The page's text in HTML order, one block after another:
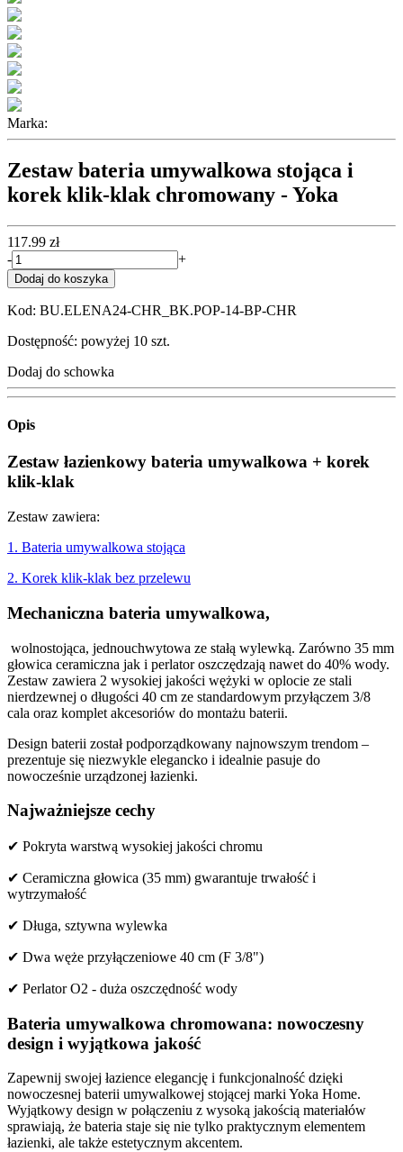
Marka:
Zestaw bateria umywalkowa stojąca i
korek klik-klak chromowany - Yoka
117.99 zł
-
+
Dodaj do koszyka
Kod: BU.ELENA24-CHR_BK.POP-14-BP-CHR
Dostępność: powyżej 10 szt.
Dodaj do schowka
Opis
Zestaw łazienkowy bateria umywalkowa + korek
klik-klak
Zestaw zawiera:
1. Bateria umywalkowa stojąca
2. Korek klik-klak bez przelewu
Mechaniczna bateria umywalkowa,
wolnostojąca, jednouchwytowa ze stałą wylewką. Zarówno 35 mm
głowica ceramiczna jak i perlator oszczędzają nawet do 40% wody.
Zestaw zawiera 2 wysokiej jakości wężyki w oplocie ze stali
nierdzewnej o długości 40 cm ze standardowym przyłączem 3/8
cala oraz komplet akcesoriów do montażu baterii.
Design baterii został podporządkowany najnowszym trendom –
prezentuje się niezwykle elegancko i idealnie pasuje do
nowocześnie urządzonej łazienki.
Najważniejsze cechy
✔ Pokryta warstwą wysokiej jakości chromu
✔ Ceramiczna głowica (35 mm) gwarantuje trwałość i
wytrzymałość
✔ Długa, sztywna wylewka
✔ Dwa węże przyłączeniowe 40 cm (F 3/8")
✔ Perlator O2 - duża oszczędność wody
Bateria umywalkowa chromowana: nowoczesny
design i wyjątkowa jakość
Zapewnij swojej łazience elegancję i funkcjonalność dzięki
nowoczesnej baterii umywalkowej stojącej marki Yoka Home.
Wyjątkowy design w połączeniu z wysoką jakością materiałów
sprawiają, że bateria staje się nie tylko praktycznym elementem
łazienki, ale także estetycznym akcentem.